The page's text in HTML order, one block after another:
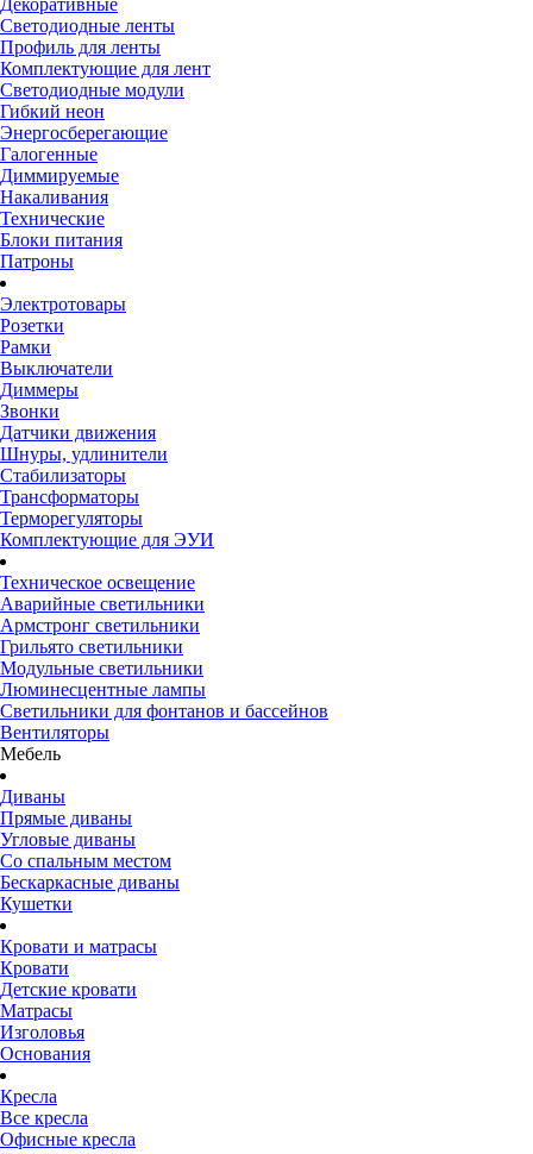
Декоративные
Светодиодные ленты
Профиль для ленты
Комплектующие для лент
Светодиодные модули
Гибкий неон
Энергосберегающие
Галогенные
Диммируемые
Накаливания
Технические
Блоки питания
Патроны
Электротовары
Розетки
Рамки
Выключатели
Диммеры
Звонки
Датчики движения
Шнуры, удлинители
Стабилизаторы
Трансформаторы
Терморегуляторы
Комплектующие для ЭУИ
Техническое освещение
Аварийные светильники
Армстронг светильники
Грильято светильники
Модульные светильники
Люминесцентные лампы
Светильники для фонтанов и бассейнов
Вентиляторы
Мебель
Диваны
Прямые диваны
Угловые диваны
Со спальным местом
Бескаркасные диваны
Кушетки
Кровати и матрасы
Кровати
Детские кровати
Матрасы
Изголовья
Основания
Кресла
Все кресла
Офисные кресла